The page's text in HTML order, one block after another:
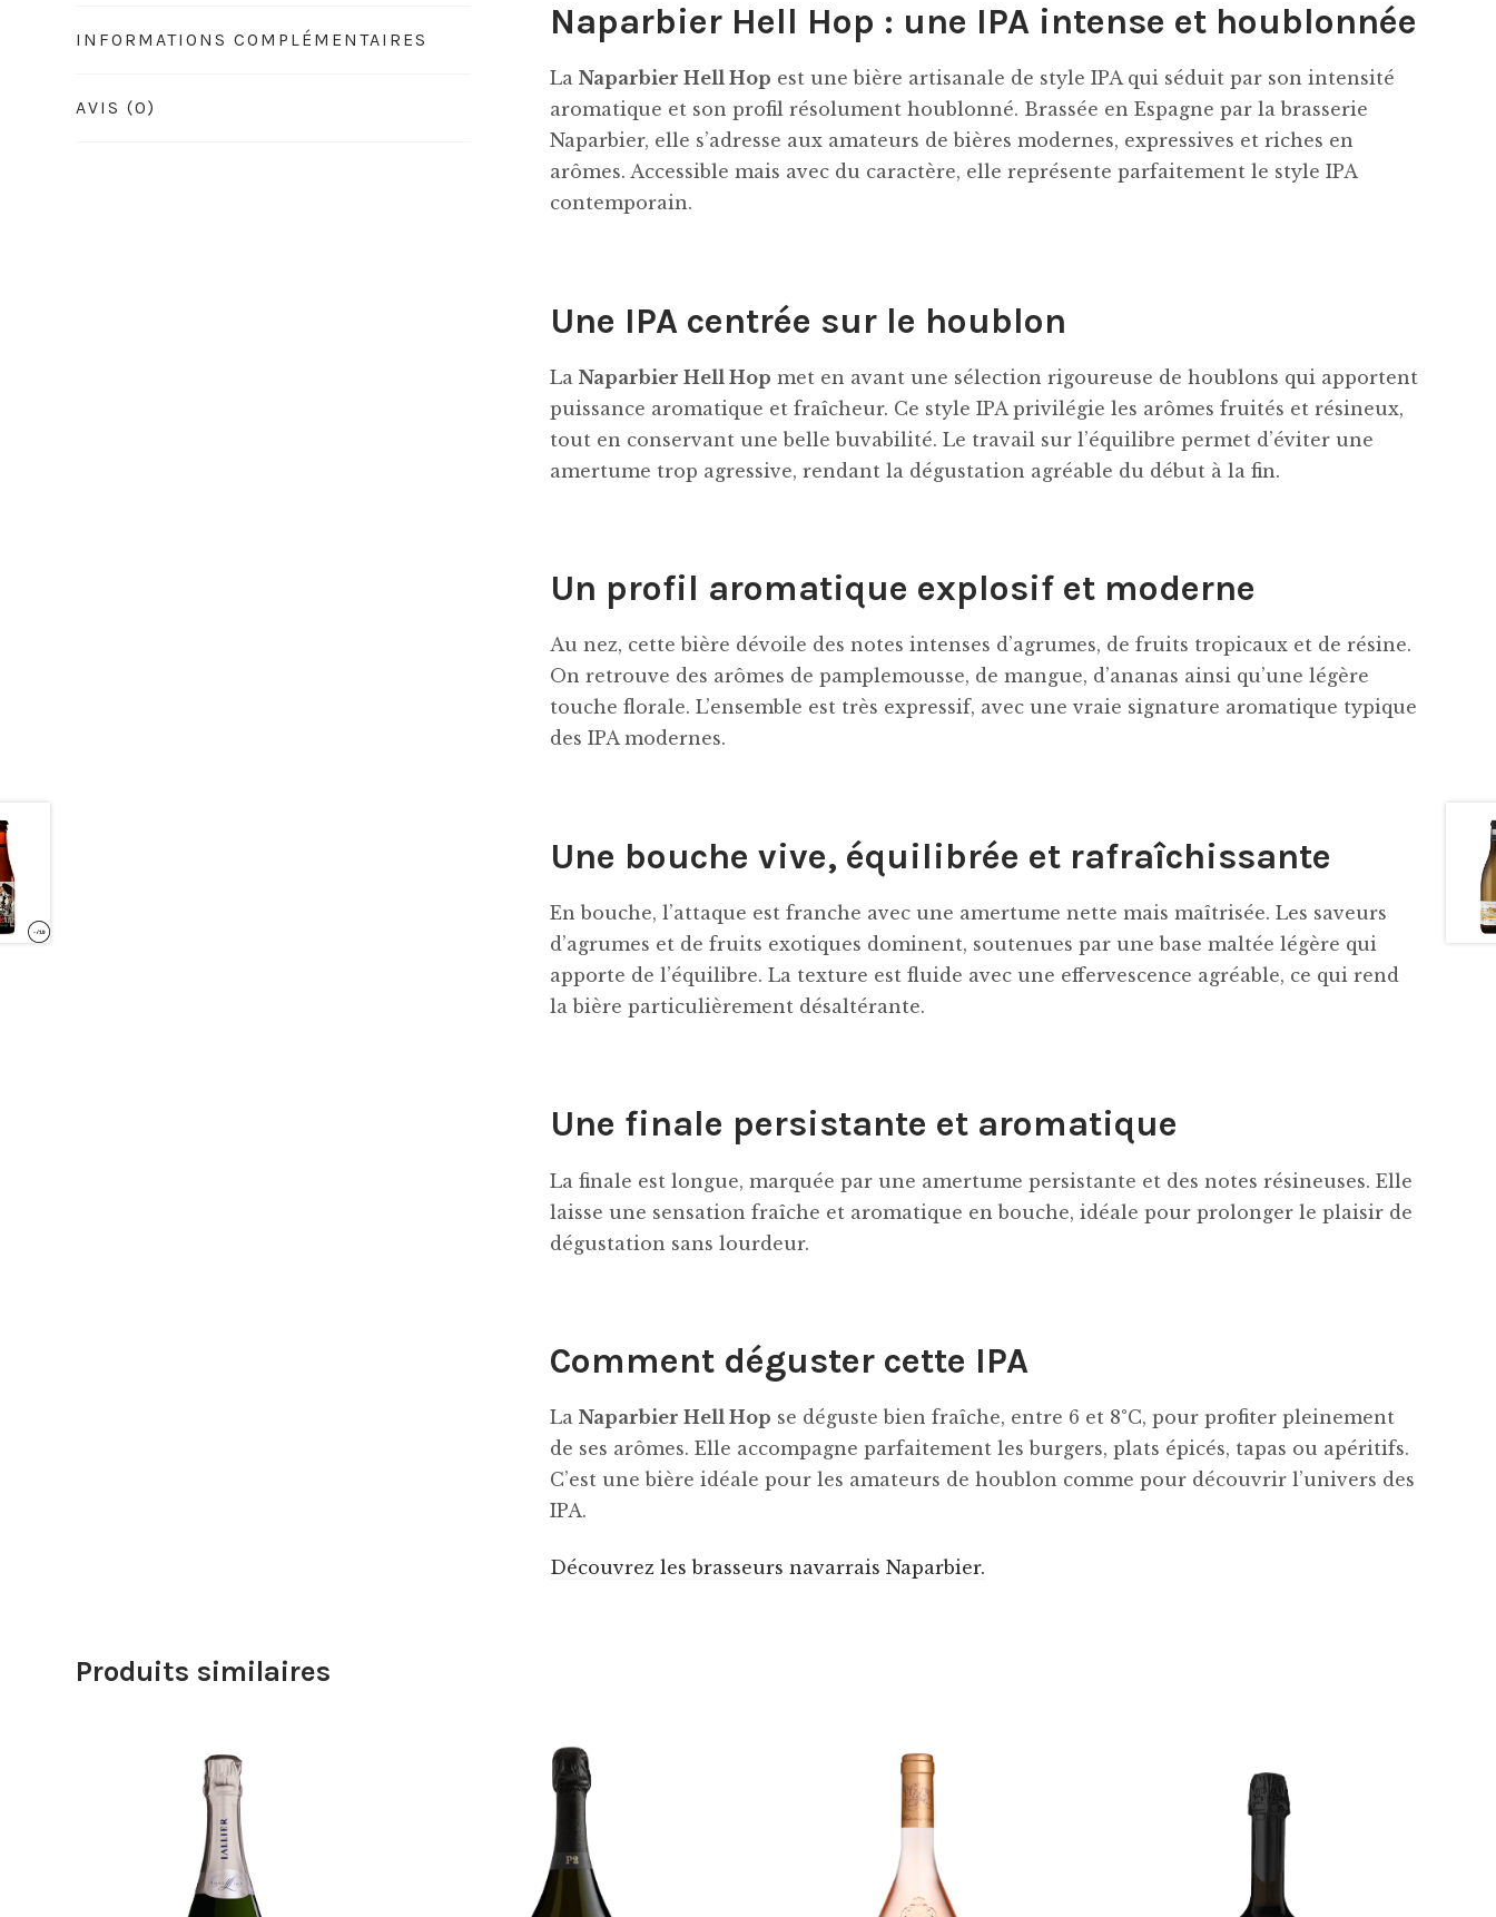
INFORMATIONS COMPLÉMENTAIRES
AVIS (0)
Naparbier Hell Hop : une IPA intense et houblonnée
LaNaparbier Hell Hop est une bière artisanale de style IPA qui séduit par son intensité
aromatique et son profil résolument houblonné. Brassée en Espagne par la brasserie
Naparbier, elle s’adresse aux amateurs de bières modernes, expressives et riches en
arômes. Accessible mais avec du caractère, elle représente parfaitement le style IPA
contemporain.
Une IPA centrée sur le houblon
LaNaparbier Hell Hop met en avant une sélection rigoureuse de houblons qui apportent
puissance aromatique et fraîcheur. Ce style IPA privilégie les arômes fruités et résineux,
tout en conservant une belle buvabilité. Le travail sur l’équilibre permet d’éviter une
amertume trop agressive, rendant la dégustation agréable du début à la fin.
Un profil aromatique explosif et moderne
Au nez, cette bière dévoile des notes intenses d’agrumes, de fruits tropicaux et de résine.
On retrouve des arômes de pamplemousse, de mangue, d’ananas ainsi qu’une légère
touche florale. L’ensemble est très expressif, avec une vraie signature aromatique typique
des IPA modernes.
Une bouche vive, équilibrée et rafraîchissante
En bouche, l’attaque est franche avec une amertume nette mais maîtrisée. Les saveurs
d’agrumes et de fruits exotiques dominent, soutenues par une base maltée légère qui
apporte de l’équilibre. La texture est fluide avec une effervescence agréable, ce qui rend
la bière particulièrement désaltérante.
Une finale persistante et aromatique
La finale est longue, marquée par une amertume persistante et des notes résineuses. Elle
laisse une sensation fraîche et aromatique en bouche, idéale pour prolonger le plaisir de
dégustation sans lourdeur.
Comment déguster cette IPA
LaNaparbier Hell Hop se déguste bien fraîche, entre 6 et 8°C, pour profiter pleinement
de ses arômes. Elle accompagne parfaitement les burgers, plats épicés, tapas ou apéritifs.
C’est une bière idéale pour les amateurs de houblon comme pour découvrir l’univers des
IPA.
Découvrez les brasseurs navarrais Naparbier.
Produits similaires